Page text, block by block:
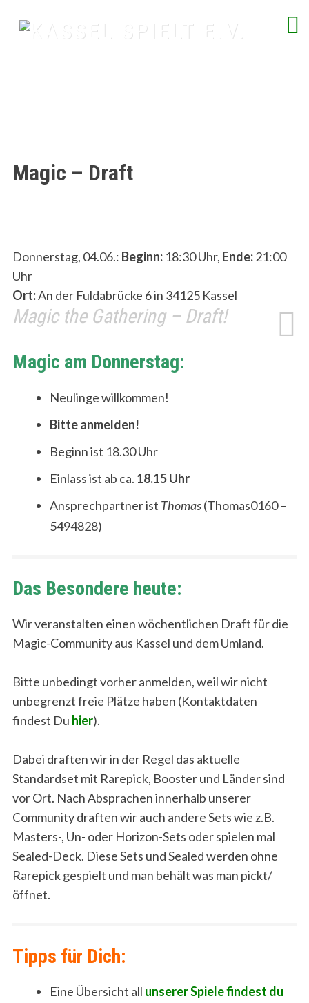
Magic – Draft
Donnerstag, 04.06.: Beginn:18:30 Uhr, Ende:21:00
Uhr
Ort:An der Fuldabrücke 6 in 34125 Kassel
Magic the Gathering – Draft!
Magic am Donnerstag:
Neulinge willkommen!
Bitte anmelden!
Beginn ist 18.30 Uhr
Einlass ist ab ca. 18.15 Uhr
Ansprechpartner ist Thomas(Thomas0160 –
5494828)
Das Besondere heute:
Wir veranstalten einen wöchentlichen Draft für die
Magic-Community aus Kassel und dem Umland.
Bitte unbedingt vorher anmelden, weil wir nicht
unbegrenzt freie Plätze haben (Kontaktdaten
findest Du hier).
Dabei draften wir in der Regel das aktuelle
Standardset mit Rarepick, Booster und Länder sind
vor Ort. Nach Absprachen innerhalb unserer
Community draften wir auch andere Sets wie z.B.
Masters-, Un- oder Horizon-Sets oder spielen mal
Sealed-Deck. Diese Sets und Sealed werden ohne
Rarepick gespielt und man behält was man pickt/
öffnet.
Tipps für Dich:
Eine Übersicht all unserer Spiele findest du